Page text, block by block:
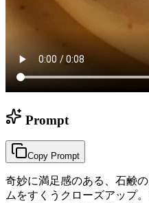
Prompt
Copy Prompt
奇妙に満足感のある、石鹸
ムをすくうクローズアップ